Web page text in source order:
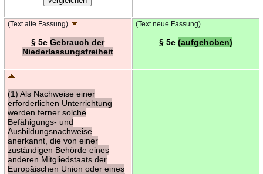
(Text alte Fassung)
§ 5e Gebrauch der
Niederlassungsfreiheit
(Text neue Fassung)
§ 5e (aufgehoben)
(1) Als Nachweise einer
erforderlichen Unterrichtung
werden ferner solche
Befähigungs- und
Ausbildungsnachweise
anerkannt, die von einer
zuständigen Behörde eines
anderen Mitgliedstaats der
Europäischen Union oder eines